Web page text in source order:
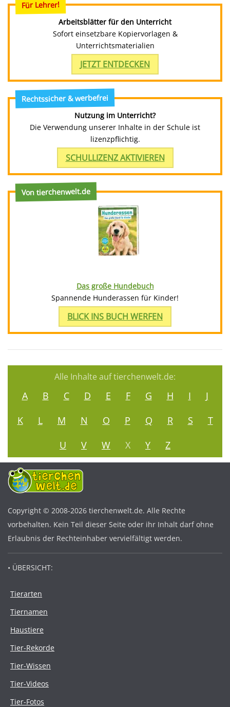
Für Lehrer!
Arbeitsblätter für den Unterricht
Sofort einsetzbare Kopiervorlagen &
Unterrichtsmaterialien
JETZT ENTDECKEN
Rechtssicher & werbefrei
Nutzung im Unterricht?
Die Verwendung unserer Inhalte in der Schule ist
lizenzpflichtig.
SCHULLIZENZ AKTIVIEREN
Von tierchenwelt.de
Das große Hundebuch
Spannende Hunderassen für Kinder!
BLICK INS BUCH WERFEN
Alle Inhalte auf tierchenwelt.de:
A B C D E F G H I
J
K
L M N O P Q R S
T
U
V W X Y Z
Copyright © 2008-2026 tierchenwelt.de. Alle Rechte
vorbehalten. Kein Teil dieser Seite oder ihr Inhalt darf ohne
Erlaubnis der Rechteinhaber vervielfältigt werden.
• ÜBERSICHT:
Tierarten
Tiernamen
Haustiere
Tier-Rekorde
Tier-Wissen
Tier-Videos
Tier-Fotos